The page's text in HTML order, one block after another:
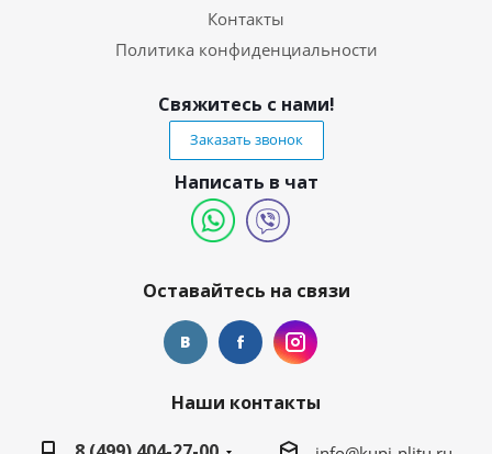
Контакты
Политика конфиденциальности
Свяжитесь с нами!
Заказать звонок
Написать в чат
Оставайтесь на связи
Наши контакты